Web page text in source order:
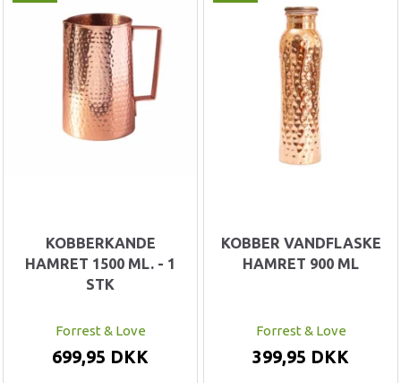
KOBBERKANDE
HAMRET 1500 ML. - 1
STK
Forrest & Love
699,95 DKK
KOBBER VANDFLASKE
HAMRET 900 ML
Forrest & Love
399,95 DKK